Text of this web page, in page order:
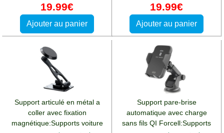
19.99€
Ajouter au panier
19.99€
Ajouter au panier
Support articulé en métal a
coller avec fixation
magnétique:Supports voiture
Support pare-brise
automatique avec charge
sans fils QI Forcell:Supports